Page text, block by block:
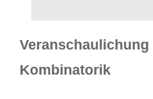
Kombinatorik